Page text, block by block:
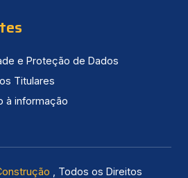
e Proteção de Dados
Titulares
à informação
, Todos os Direitos